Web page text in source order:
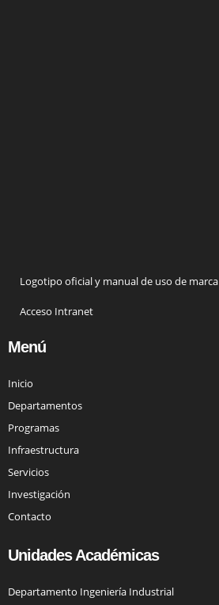
Logotipo oficial y manual de uso de marca
Acceso Intranet
Menú
Inicio
Departamentos
Programas
Infraestructura
Servicios
Investigación
Contacto
Unidades Académicas
Departamento Ingeniería Industrial